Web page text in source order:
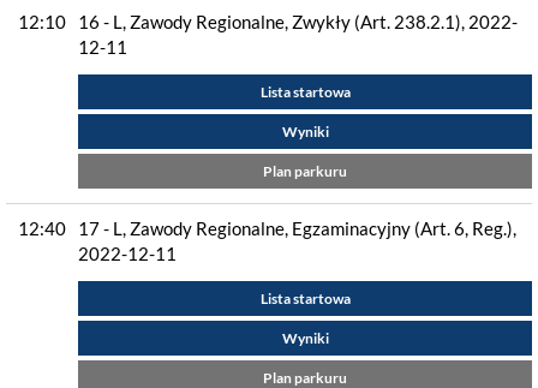
12:10
16 - L, Zawody Regionalne, Zwykły (Art. 238.2.1), 2022-
12-11
Lista startowa
Wyniki
Plan parkuru
12:40
17 - L, Zawody Regionalne, Egzaminacyjny (Art. 6, Reg.),
2022-12-11
Lista startowa
Wyniki
Plan parkuru